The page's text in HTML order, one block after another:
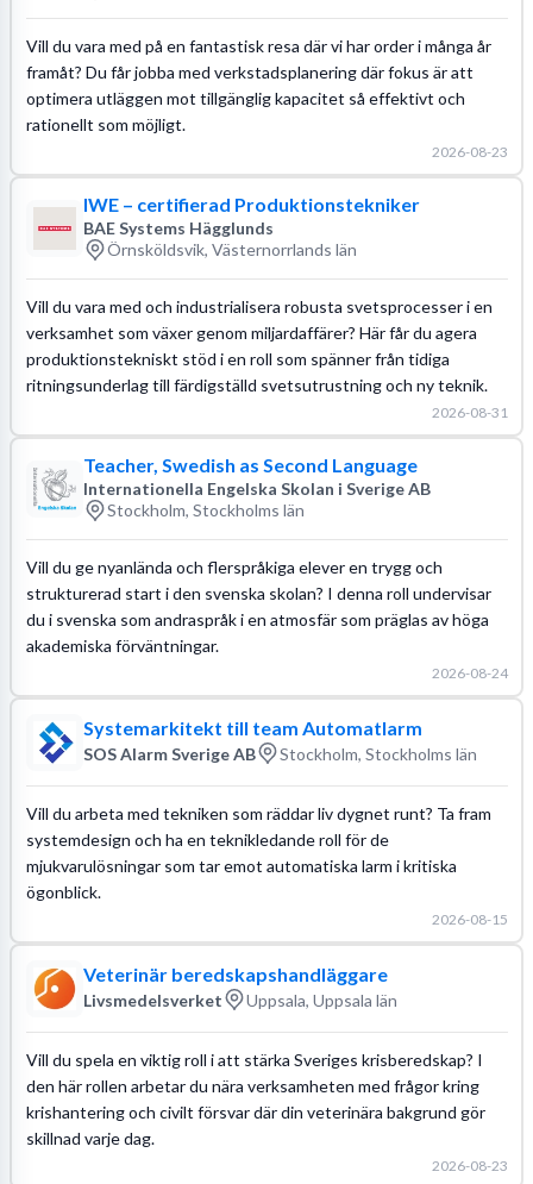
Vill du vara med på en fantastisk resa där vi har order i många år
framåt? Du får jobba med verkstadsplanering där fokus är att
optimera utläggen mot tillgänglig kapacitet så effektivt och
rationellt som möjligt.
2026-08-23
IWE – certifierad Produktionstekniker
BAE Systems Hägglunds
Örnsköldsvik, Västernorrlands län
Vill du vara med och industrialisera robusta svetsprocesser i en
verksamhet som växer genom miljardaffärer? Här får du agera
produktionstekniskt stöd i en roll som spänner från tidiga
ritningsunderlag till färdigställd svetsutrustning och ny teknik.
2026-08-31
Teacher, Swedish as Second Language
Internationella Engelska Skolan i Sverige AB
Stockholm, Stockholms län
Vill du ge nyanlända och flerspråkiga elever en trygg och
strukturerad start i den svenska skolan? I denna roll undervisar
du i svenska som andraspråk i en atmosfär som präglas av höga
akademiska förväntningar.
2026-08-24
Systemarkitekt till team Automatlarm
SOS Alarm Sverige AB Stockholm, Stockholms län
Vill du arbeta med tekniken som räddar liv dygnet runt? Ta fram
systemdesign och ha en teknikledande roll för de
mjukvarulösningar som tar emot automatiska larm i kritiska
ögonblick.
2026-08-15
Veterinär beredskapshandläggare
Livsmedelsverket Uppsala, Uppsala län
Vill du spela en viktig roll i att stärka Sveriges krisberedskap? I
den här rollen arbetar du nära verksamheten med frågor kring
krishantering och civilt försvar där din veterinära bakgrund gör
skillnad varje dag.
2026-08-23